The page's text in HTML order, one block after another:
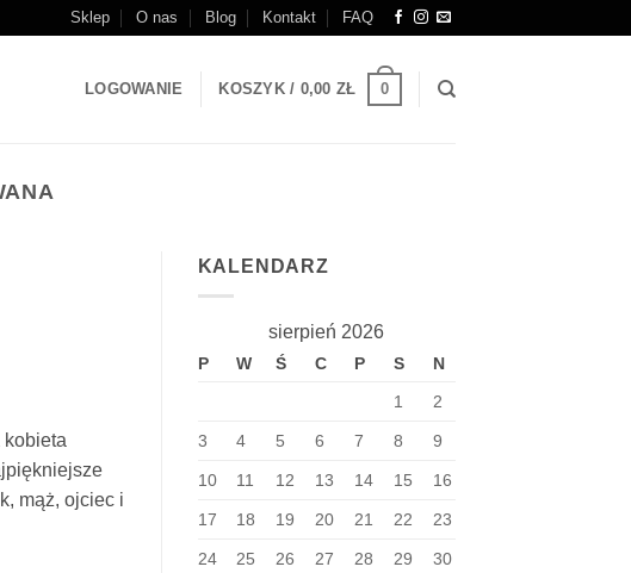
Sklep O nas Blog Kontakt FAQ
LOGOWANIE KOSZYK / 0,00 ZŁ 0
kobieta
mąż, ojciec i
KALENDARZ
sierpień 2026
P W Ś C P S
N
1
2
3 4 5 6 7 8 9
10 11 12 13 14 15 16
17 18 19 20 21 22 23
24 25 26 27 28 29 30